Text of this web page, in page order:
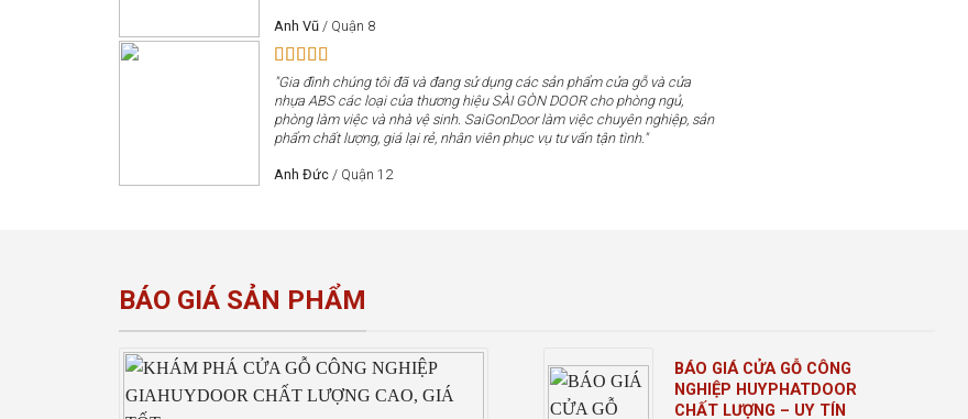
Anh Vũ / Quận 8
"Gia đình chúng tôi đã và đang sử dụng các sản phẩm cửa gỗ và cửa
nhựa ABS các loại của thương hiệu SÀI GÒN DOOR cho phòng ngủ,
phòng làm việc và nhà vệ sinh. SaiGonDoor làm việc chuyên nghiệp, sản
phẩm chất lượng, giá lại rẻ, nhân viên phục vụ tư vấn tận tình."
Anh Đức / Quận 12
BÁO GIÁ SẢN PHẨM
BÁO GIÁ CỬA GỖ CÔNG
NGHIỆP HUYPHATDOOR
CHẤT LƯỢNG – UY TÍN